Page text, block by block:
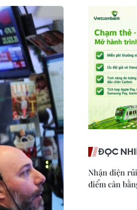
ĐỌC
Nhận diện
điểm cân